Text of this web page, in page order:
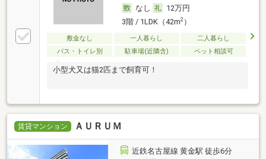
なし
12万円
3階 / 1LDK（42m2）
敷金なし 一人暮らし
二人暮らし
バス・トイレ別
駐車場(近隣含) ペット相談可
小型犬又は猫2匹まで飼育可！
賃貸マンション ＡＵＲＵＭ
近鉄名古屋線 黄金駅 徒歩6分